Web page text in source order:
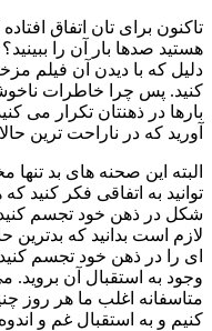
تاکنون برای تان اتفاق
هستید صدها بار آن را
دلیل که با دیدن آن فیلم
کنید. پس چرا خاطرات
بارها در ذهنتان تکرار می
آورید که در ناراحت ترین
البته این صحنه های بد
توانید به اتفاقی فکر کنید
شکل در ذهن خود تجسم کنید
لازم است بدانید که
ای را در ذهن خود تجسم
وجود به استقبال آن
متاسفانه اغلب ما هر روز
کنیم و به استقبال غم و